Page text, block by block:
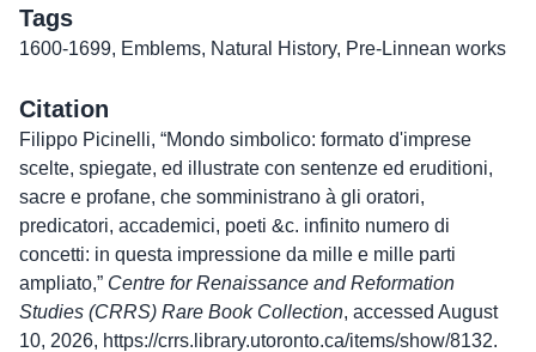
Tags
1600-1699, Emblems, Natural History, Pre-Linnean works
Citation
Filippo Picinelli, “Mondo simbolico: formato d'imprese
scelte, spiegate, ed illustrate con sentenze ed eruditioni,
sacre e profane, che somministrano à gli oratori,
predicatori, accademici, poeti &c. infinito numero di
concetti: in questa impressione da mille e mille parti
ampliato,” Centre for Renaissance and Reformation
Studies (CRRS) Rare Book Collection, accessed August
10, 2026, https://crrs.library.utoronto.ca/items/show/8132.